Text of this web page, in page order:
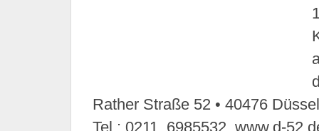
Rather Straße 52 • 40476
Tel.: 0211. 6985532 www.d-